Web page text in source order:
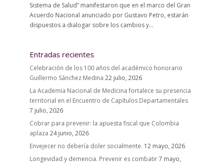
Sistema de Salud” manifestaron que en el marco del Gran
Acuerdo Nacional anunciado por Gustavo Petro, estarán
dispuestos a dialogar sobre los cambios y...
Entradas recientes
Celebración de los 100 años del académico honorario
Guillermo Sánchez Medina 22 julio, 2026
La Academia Nacional de Medicina fortalece su presencia
territorial en el Encuentro de Capítulos Departamentales
7 julio, 2026
Cobrar para prevenir: la apuesta fiscal que Colombia
aplaza 24 junio, 2026
Envejecer no debería doler socialmente. 12 mayo, 2026
Longevidad y demencia. Prevenir es combatir7 mayo,